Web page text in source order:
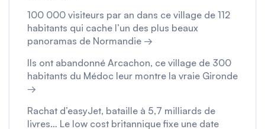
100 000 visiteurs par an dans ce village de 112
habitants qui cache l’un des plus beaux
panoramas de Normandie →
Ils ont abandonné Arcachon, ce village de 300
habitants du Médoc leur montre la vraie Gironde
→
Rachat d’easyJet, bataille à 5,7 milliards de
livres… Le low cost britannique fixe une date